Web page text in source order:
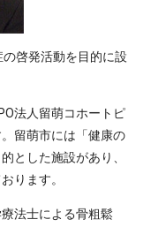
啓発活動を目的に設
法人留萌コホートピ
留萌市には「健康の
とした施設があり、
ります。
法士による骨粗鬆